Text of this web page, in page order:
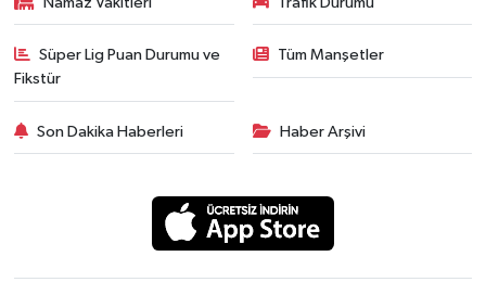
Süper Lig Puan Durumu ve
Fikstür
Tüm Manşetler
Son Dakika Haberleri Haber Arşivi